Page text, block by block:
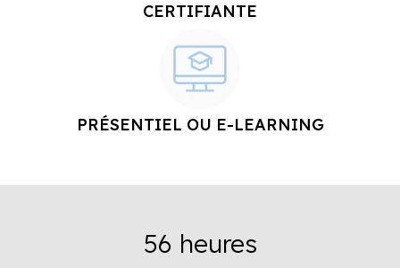
CERTIFIANTE
PRÉSENTIEL OU E-LEARNING
56 heures